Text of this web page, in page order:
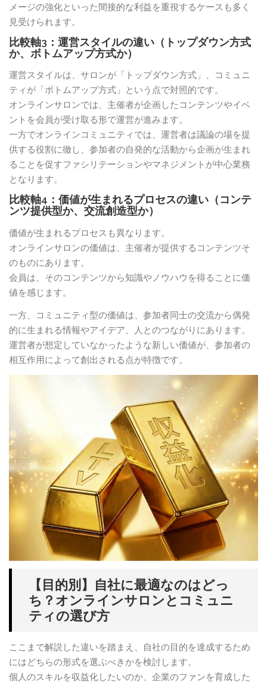
メージの強化といった間接的な利益を重視するケースも多く
見受けられます。
比較軸3：運営スタイルの違い（トップダウン方式
か、ボトムアップ方式か）
運営スタイルは、サロンが「トップダウン方式」、コミュニ
ティが「ボトムアップ方式」という点で対照的です。
オンラインサロンでは、主催者が企画したコンテンツやイベ
ントを会員が受け取る形で運営が進みます。
一方でオンラインコミュニティでは、運営者は議論の場を提
供する役割に徹し、参加者の自発的な活動から企画が生まれ
ることを促すファシリテーションやマネジメントが中心業務
となります。
比較軸4：価値が生まれるプロセスの違い（コンテ
ンツ提供型か、交流創造型か）
価値が生まれるプロセスも異なります。
オンラインサロンの価値は、主催者が提供するコンテンツそ
のものにあります。
会員は、そのコンテンツから知識やノウハウを得ることに価
値を感じます。
一方、コミュニティ型の価値は、参加者同士の交流から偶発
的に生まれる情報やアイデア、人とのつながりにあります。
運営者が想定していなかったような新しい価値が、参加者の
相互作用によって創出される点が特徴です。
【目的別】自社に最適なのはどっ
ち？オンラインサロンとコミュニ
ティの選び方
ここまで解説した違いを踏まえ、自社の目的を達成するため
にはどちらの形式を選ぶべきかを検討します。
個人のスキルを収益化したいのか、企業のファンを育成した